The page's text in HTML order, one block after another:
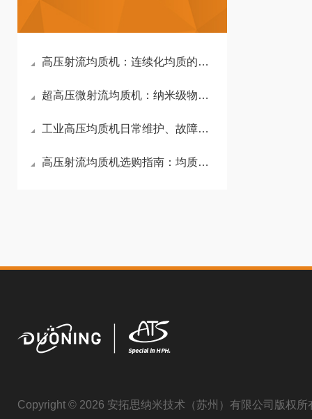
高压射流均质机：连续化均质的高效解决方案
超高压微射流均质机：纳米级物料均质的核心装备
工业高压均质机日常维护、故障排查与保养技巧
高压射流均质机选购指南：均质压力与粒径控制核心解析
Copyright © 2026 安拓思纳米技术（苏州）有限公司版权所